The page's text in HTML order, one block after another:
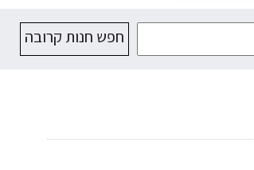
חפש חנות קרובה